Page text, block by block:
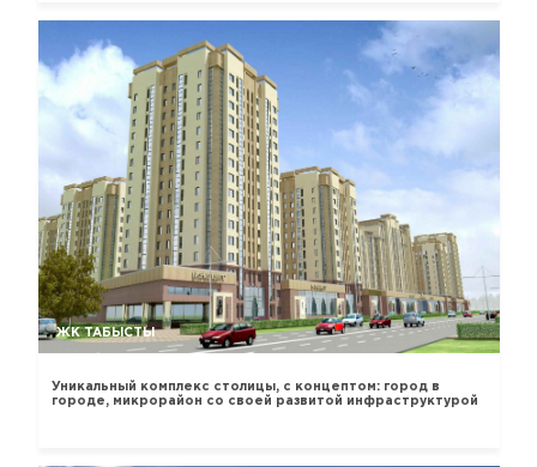
ЖК ТАБЫСТЫ
Уникальный комплекс столицы, с концептом: город в
городе, микрорайон со своей развитой инфраструктурой